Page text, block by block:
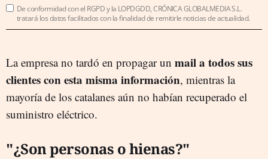
De conformidad con el RGPD y la LOPDGDD, CRÓNICA GLOBALMEDIA S.L.
tratará los datos facilitados con la finalidad de remitirle noticias de actualidad.
La empresa no tardó en propagar un mail a todos sus
clientes con esta misma información, mientras la
mayoría de los catalanes aún no habían recuperado el
suministro eléctrico.
"¿Son personas o hienas?"